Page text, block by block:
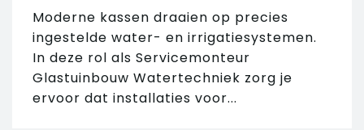
Moderne kassen draaien op precies
ingestelde water- en irrigatiesystemen.
In deze rol als Servicemonteur
Glastuinbouw Watertechniek zorg je
ervoor dat installaties voor...